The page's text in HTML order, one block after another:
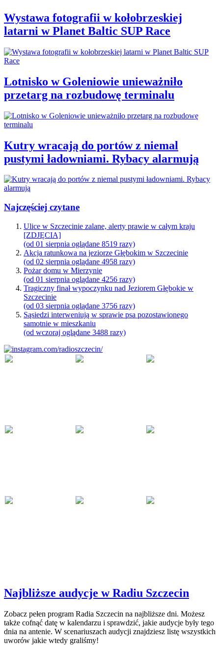
Wystawa fotografii w kołobrzeskiej
latarni w Planet Baltic SUP Race
Lotnisko w Goleniowie unieważniło
przetarg na rozbudowę terminalu
Kutry wracają do portów z niemal
pustymi ładowniami. Rybacy alarmują
Najczęściej czytane
Ulice w Szczecinie zalane, alerty prawie w całym kraju
[ZDJĘCIA]
(od 01 sierpnia oglądane 8519 razy)
Akcja ratunkowa na jeziorze Głębokim w Szczecinie
(od 02 sierpnia oglądane 4958 razy)
Pożar domu w Mierzynie
(od 01 sierpnia oglądane 4256 razy)
Tragiczny finał wypoczynku nad Jeziorem Głębokie w
Szczecinie
(od 03 sierpnia oglądane 3756 razy)
Sąsiedzi interweniują w sprawie psa pozostawionego
samotnie w mieszkaniu
(od wczoraj oglądane 3488 razy)
Najbliższe audycje w Radiu Szczecin
Zobacz pełen program Radia Szczecin na najbliższe dni. Możesz
także cofnąć datę w kalendarzu i sprawdzić, jakie audycje były tego
dnia na antenie. W scenariuszach audycji znajdziesz listę wszystkich
uworów jakie wtedy graliśmy!